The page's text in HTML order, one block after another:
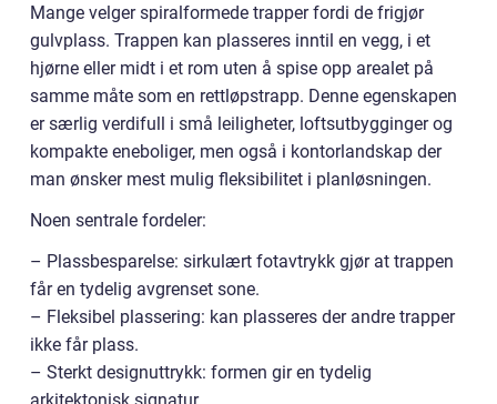
Mange velger spiralformede trapper fordi de frigjør
gulvplass. Trappen kan plasseres inntil en vegg, i et
hjørne eller midt i et rom uten å spise opp arealet på
samme måte som en rettløpstrapp. Denne egenskapen
er særlig verdifull i små leiligheter, loftsutbygginger og
kompakte eneboliger, men også i kontorlandskap der
man ønsker mest mulig fleksibilitet i planløsningen.
Noen sentrale fordeler:
– Plassbesparelse: sirkulært fotavtrykk gjør at trappen
får en tydelig avgrenset sone.
– Fleksibel plassering: kan plasseres der andre trapper
ikke får plass.
– Sterkt designuttrykk: formen gir en tydelig
arkitektonisk signatur.